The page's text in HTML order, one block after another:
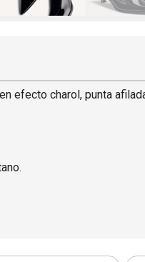
efecto charol, punta